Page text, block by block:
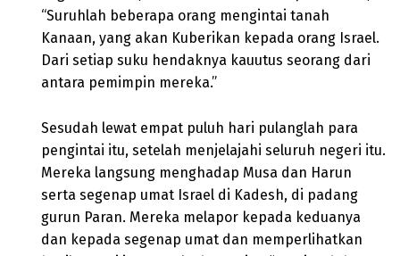
“Suruhlah beberapa orang mengintai tanah
Kanaan, yang akan Kuberikan kepada orang Israel.
Dari setiap suku hendaknya kauutus seorang dari
antara pemimpin mereka.”
Sesudah lewat empat puluh hari pulanglah para
pengintai itu, setelah menjelajahi seluruh negeri itu.
Mereka langsung menghadap Musa dan Harun
serta segenap umat Israel di Kadesh, di padang
gurun Paran. Mereka melapor kepada keduanya
dan kepada segenap umat dan memperlihatkan